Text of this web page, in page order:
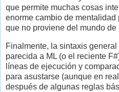
que permite muchas cosas
enorme cambio de
que no proviene del mundo de
Finalmente, la sintaxis
parecida a ML (o el reciente
líneas de ejecución y
para asustarse (aunque en
después de algunas reglas